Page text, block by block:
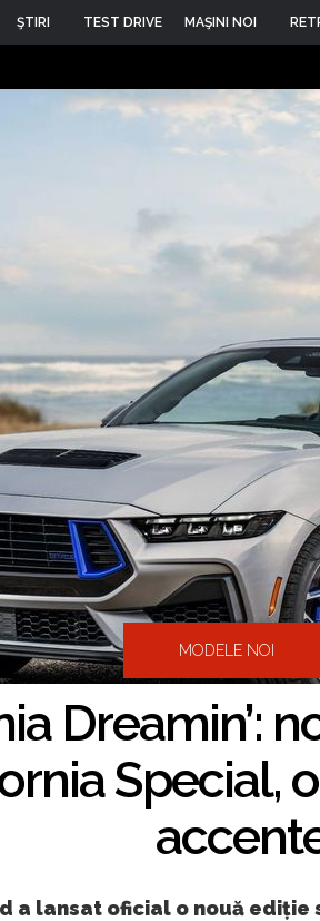
ŞTIRI TEST DRIVE MAŞINI NOI
MODELE NOI
Dreamin’:
Special,
a lansat oficial o nouă ediție